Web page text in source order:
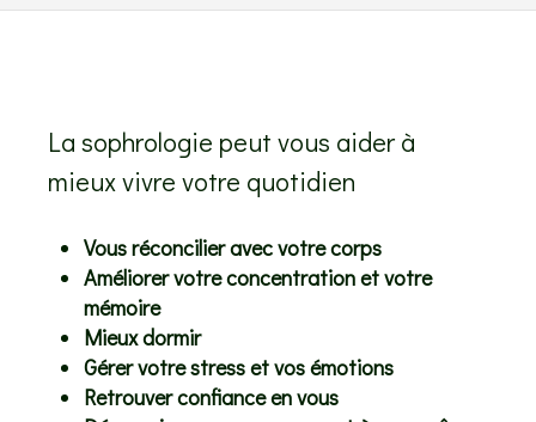
La sophrologie peut vous aider à
mieux vivre votre quotidien
Vous réconcilier avec votre corps
Améliorer votre concentration et votre
mémoire
Mieux dormir
Gérer votre stress et vos émotions
Retrouver confiance en vous